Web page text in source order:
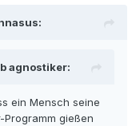
agnostiker:
ein Mensch seine
gießen